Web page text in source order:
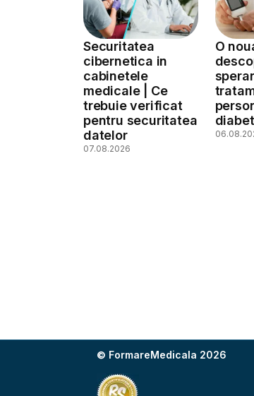
Securitatea
cibernetica in
cabinetele
medicale | Ce
trebuie verificat
pentru securitatea
datelor
07.08.2026
O
© FormareMedicala 2026